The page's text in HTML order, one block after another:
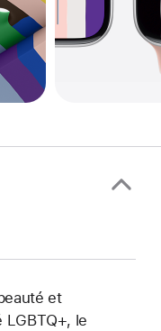
et
LGBTQ+, le